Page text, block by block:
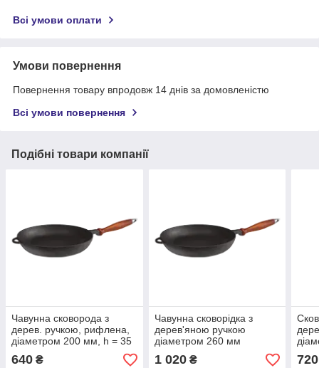
Всі умови оплати
Умови повернення
Повернення товару впродовж 14 днів за домовленістю
Всі умови повернення
Подібні товари компанії
Чавунна сковорода з
дерев. ручкою, рифлена,
діаметром 200 мм, h = 35
640 ₴
Чавунна сковорідка з
дерев'яною ручкою
діаметром 260 мм
заввишки 40 мм
1 020₴ 720